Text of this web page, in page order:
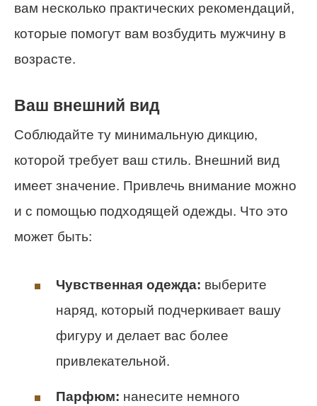
вам несколько практических рекомендаций,
которые помогут вам возбудить мужчину в
возрасте.
Ваш внешний вид
Соблюдайте ту минимальную дикцию,
которой требует ваш стиль. Внешний вид
имеет значение. Привлечь внимание можно
и с помощью подходящей одежды. Что это
может быть:
Чувственная одежда: выберите
наряд, который подчеркивает вашу
фигуру и делает вас более
привлекательной.
Парфюм: нанесите немного